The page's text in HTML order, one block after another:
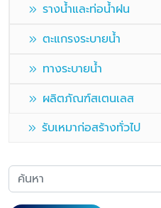
รางน้ำและท่อน้ำฝน
ตะแกรงระบายน้ำ
ทางระบายน้ำ
ผลิตภัณฑ์สเตนเลส
รับเหมาก่อสร้างทั่วไป